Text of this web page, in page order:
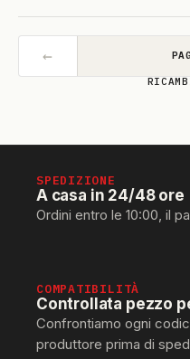
←
SPEDIZIONE
A casa in 24/48 ore
Ordini entro le 10:00, il
COMPATIBILITÀ
Controllata pezzo
Confrontiamo ogni
produttore prima di